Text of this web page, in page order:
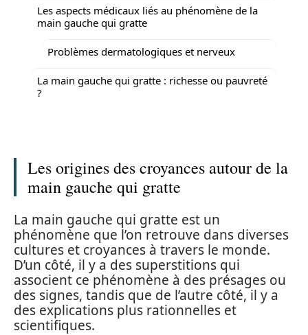
Les aspects médicaux liés au phénomène de la
main gauche qui gratte
Problèmes dermatologiques et nerveux
La main gauche qui gratte : richesse ou pauvreté
?
Les origines des croyances autour de la
main gauche qui gratte
La main gauche qui gratte est un
phénomène que l’on retrouve dans diverses
cultures et croyances à travers le monde.
D’un côté, il y a des superstitions qui
associent ce phénomène à des présages ou
des signes, tandis que de l’autre côté, il y a
des explications plus rationnelles et
scientifiques.